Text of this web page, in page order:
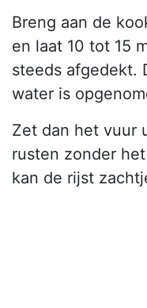
Breng aan de
en laat 10 tot 15
steeds afgedekt.
water is
Zet dan het vuur
rusten zonder
kan de rijst